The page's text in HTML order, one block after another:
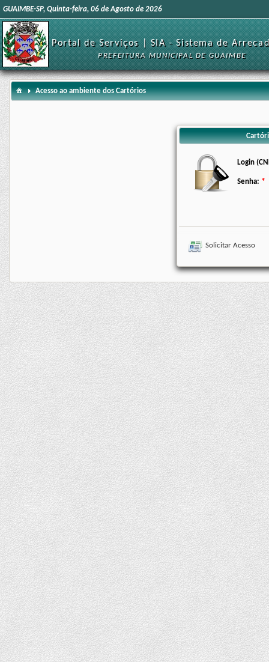
GUAIMBE-SP, Quinta-feira, 06 de Agosto de 2026
Portal de Serviços | SIA - Sistema de
PREFEITURA MUNICIPAL DE GUAIMBE
Acesso ao ambiente dos Cartórios
Login
Senha:
Solicitar Acesso